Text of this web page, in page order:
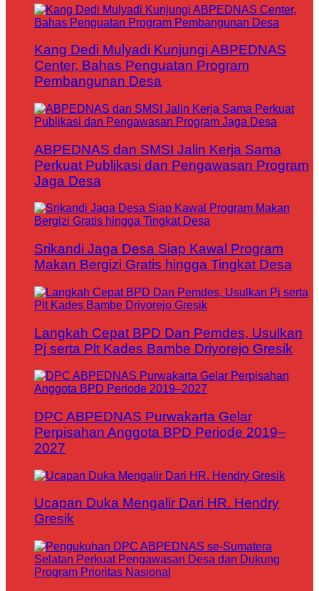
Kang Dedi Mulyadi Kunjungi ABPEDNAS
Center, Bahas Penguatan Program
Pembangunan Desa
ABPEDNAS dan SMSI Jalin Kerja Sama
Perkuat Publikasi dan Pengawasan Program
Jaga Desa
Srikandi Jaga Desa Siap Kawal Program
Makan Bergizi Gratis hingga Tingkat Desa
Langkah Cepat BPD Dan Pemdes, Usulkan
Pj serta Plt Kades Bambe Driyorejo Gresik
DPC ABPEDNAS Purwakarta Gelar
Perpisahan Anggota BPD Periode 2019–
2027
Ucapan Duka Mengalir Dari HR. Hendry
Gresik